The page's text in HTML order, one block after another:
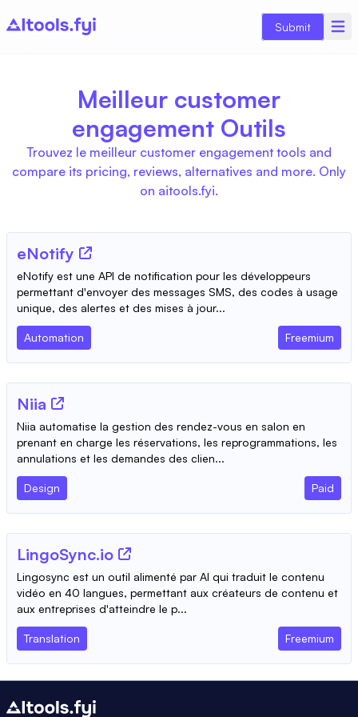
Submit
Meilleur customer
engagement Outils
Trouvez le meilleur customer engagement tools and
compare its pricing, reviews, alternatives and more. Only
on aitools.fyi.
eNotify
eNotify est une API de notification pour les développeurs
permettant d'envoyer des messages SMS, des codes à usage
unique, des alertes et des mises à jour...
Automation Freemium
Niia
Niia automatise la gestion des rendez-vous en salon en
prenant en charge les réservations, les reprogrammations, les
annulations et les demandes des clien...
Design Paid
LingoSync.io
Lingosync est un outil alimenté par AI qui traduit le contenu
vidéo en 40 langues, permettant aux créateurs de contenu et
aux entreprises d'atteindre le p...
Translation Freemium